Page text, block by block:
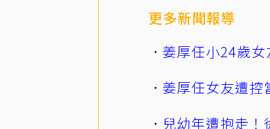
更多新聞報導
姜厚任小24歲
姜厚任女友遭控
兒幼年遭抱走！